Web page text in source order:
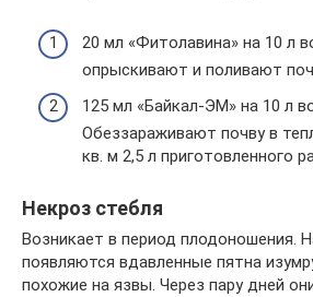
20 мл «Фитолавина» на 10 л
опрыскивают и поливают
125 мл «Байкал-ЭМ» на 10 л
Обеззараживают почву в
кв. м 2,5 л приготовленного
Некроз стебля
Возникает в период плодоношения.
появляются вдавленные пятна
похожие на язвы. Через пару дней